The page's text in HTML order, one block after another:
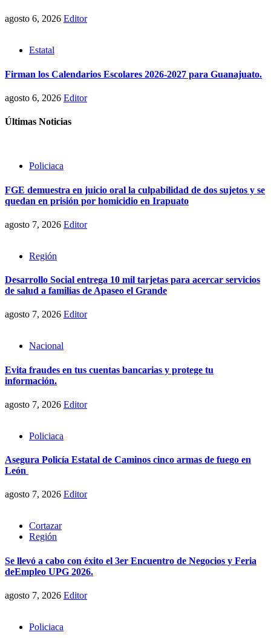
agosto 6, 2026 Editor
Estatal
Firman los Calendarios Escolares 2026-2027 para Guanajuato.
agosto 6, 2026 Editor
Últimas Noticias
Policiaca
FGE demuestra en juicio oral la culpabilidad de dos sujetos y se
quedan en prisión por homicidio en Irapuato
agosto 7, 2026 Editor
Región
Desarrollo Social entrega 10 mil tarjetas para acercar servicios
de salud a familias de Apaseo el Grande
agosto 7, 2026 Editor
Nacional
Evita fraudes en tus cuentas bancarias y protege tu
información.
agosto 7, 2026 Editor
Policiaca
Asegura Policía Estatal de Caminos cinco armas de fuego en
León
agosto 7, 2026 Editor
Cortazar
Región
Se llevó a cabo con éxito el 3er Encuentro de Negocios y Feria
deEmpleo UPG 2026.
agosto 7, 2026 Editor
Policiaca